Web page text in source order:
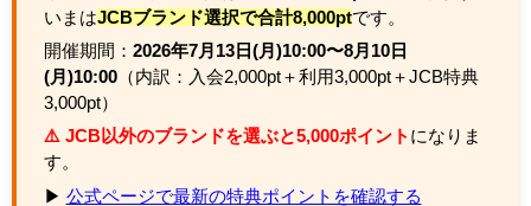
いまはJCBブランド選択で合計8,000ptです。
開催期間： 2026年7月13日(月)10:00〜8月10日
(月)10:00（内訳：入会2,000pt＋利用3,000pt＋JCB特典
3,000pt）
⚠️ JCB以外のブランドを選ぶと5,000ポイント になりま
す。
▶ 公式ページで最新の特典ポイントを確認する